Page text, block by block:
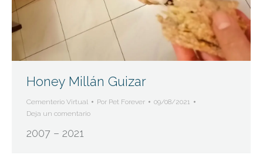
Honey Millán Guizar
Cementerio Virtual Por Pet Forever
09/08/2021
Deja un comentario
2007 – 2021